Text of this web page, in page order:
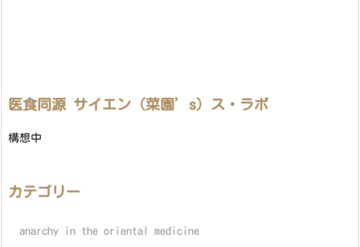
医食同源 サイエン（菜園’s）ス・ラボ
構想中
カテゴリー
anarchy in the oriental medicine